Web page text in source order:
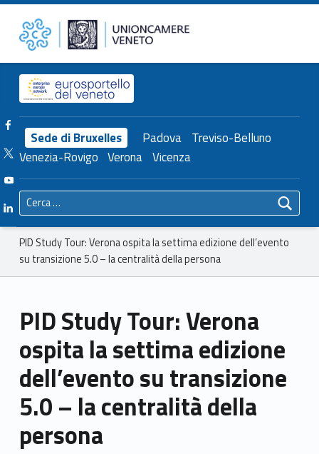
PID Study Tour: Verona ospita la settima edizione dell’evento su transizione 5.0 – la centralità della persona – Unioncamere del Veneto Unioncamere del Veneto
Header info sidebar
Sede di Bruxelles Padova Treviso-Belluno
Venezia-Rovigo Verona Vicenza
Facebook Unioncamere Veneto
Twitter Unioncamere Veneto
Youtube Unioncamere Veneto
Linkedin Unioncamere Veneto
Ricerca per:
Breadcrumbs navigation
PID Study Tour: Verona ospita la settima edizione dell’evento
su transizione 5.0 – la centralità della persona
PID Study Tour: Verona
ospita la settima edizione
dell’evento su transizione
5.0 – la centralità della
persona